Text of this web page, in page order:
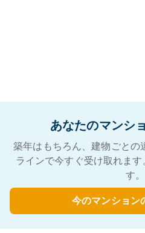
あなたのマンシ
築年はもちろん、建物ごとの
ラインで今すぐ受け取れま
す。
今のマンション